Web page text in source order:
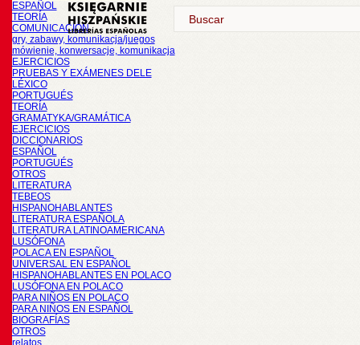
ESPAÑOL
TEORÍA
COMUNICACIÓN
gry, zabawy, komunikacja/juegos
mówienie, konwersacje, komunikacja
EJERCICIOS
PRUEBAS Y EXÁMENES DELE
LÉXICO
PORTUGUÉS
TEORÍA
GRAMATYKA/GRAMÁTICA
EJERCICIOS
DICCIONARIOS
ESPAÑOL
PORTUGUÉS
OTROS
LITERATURA
TEBEOS
HISPANOHABLANTES
LITERATURA ESPAÑOLA
LITERATURA LATINOAMERICANA
LUSÓFONA
POLACA EN ESPAÑOL
UNIVERSAL EN ESPAÑOL
HISPANOHABLANTES EN POLACO
LUSÓFONA EN POLACO
PARA NIÑOS EN POLACO
PARA NIÑOS EN ESPAÑOL
BIOGRAFÍAS
OTROS
relatos